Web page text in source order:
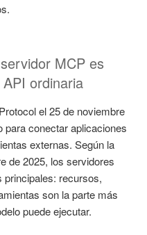
MCP es
ordinaria
el 25 de noviembre
para conectar aplicaciones
externas. Según la
de 2025, los servidores
principales: recursos,
son la parte más
puede ejecutar.